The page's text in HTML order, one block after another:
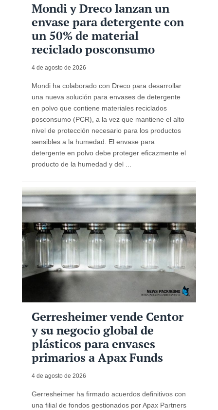
Mondi y Dreco lanzan un
envase para detergente con
un 50% de material
reciclado posconsumo
4 de agosto de 2026
Mondi ha colaborado con Dreco para desarrollar
una nueva solución para envases de detergente
en polvo que contiene materiales reciclados
posconsumo (PCR), a la vez que mantiene el alto
nivel de protección necesario para los productos
sensibles a la humedad. El envase para
detergente en polvo debe proteger eficazmente el
producto de la humedad y del ...
Gerresheimer vende Centor
y su negocio global de
plásticos para envases
primarios a Apax Funds
4 de agosto de 2026
Gerresheimer ha firmado acuerdos definitivos con
una filial de fondos gestionados por Apax Partners